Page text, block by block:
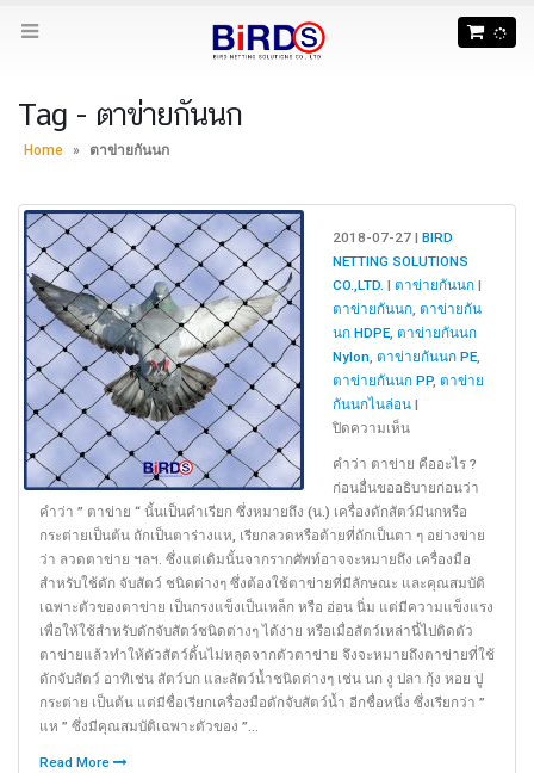
Tag - ตาข่ายกันนก
Home » ตาข่ายกันนก
2018-07-27 | BIRD
NETTING SOLUTIONS
CO.,LTD. | ตาข่ายกันนก |
ตาข่ายกันนก, ตาข่ายกัน
นก HDPE, ตาข่ายกันนก
Nylon, ตาข่ายกันนก PE,
ตาข่ายกันนก PP, ตาข่าย
กันนกไนล่อน |
ปิดความเห็นบน
NYLON
คือ
คำว่า ตาข่าย คืออะไร ?
ก่อนอื่นขออธิบายก่อนว่า
คำว่า ” ตาข่าย “ นั้นเป็นคำเรียก ซึ่งหมายถึง (น.) เครื่องดักสัตว์มีนกหรือ
กระต่ายเป็นต้น ถักเป็นตาร่างแห, เรียกลวดหรือด้ายที่ถักเป็นตา ๆ อย่างข่าย
ว่า ลวดตาข่าย ฯลฯ. ซึ่งแต่เดิมนั้นจากรากศัพท์อาจจะหมายถึง เครื่องมือ
สำหรับใช้ดัก จับสัตว์ ชนิดต่างๆ ซึ่งต้องใช้ตาข่ายที่มีลักษณะ และคุณสมบัติ
เฉพาะตัวของตาข่าย เป็นกรงแข็งเป็นเหล็ก หรือ อ่อน นิ่ม แต่มีความแข็งแรง
เพื่อให้ใช้สำหรับดักจับสัตว์ชนิดต่างๆ ได้ง่าย หรือเมื่อสัตว์เหล่านี้ไปติดตัว
ตาข่ายแล้วทำให้ตัวสัตว์ดิ้นไม่หลุดจากตัวตาข่าย จึงจะหมายถึงตาข่ายที่ใช้
ดักจับสัตว์ อาทิเช่น สัตว์บก และสัตว์น้ำชนิดต่างๆ เช่น นก งู ปลา กุ้ง หอย ปู
กระต่าย เป็นต้น แต่มีชื่อเรียกเครื่องมือดักจับสัตว์น้ำ อีกชื่อหนึ่ง ซึ่งเรียกว่า ”
แห ” ซึ่งมีคุณสมบัติเฉพาะตัวของ ”...
Read More